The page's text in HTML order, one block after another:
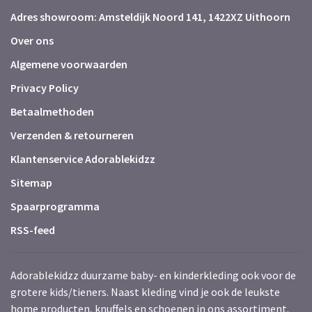
Adres showroom: Amsteldijk Noord 141, 1422XZ Uithoorn
Over ons
Algemene voorwaarden
Privacy Policy
Betaalmethoden
Verzenden & retourneren
Klantenservice Adorablekidzz
Sitemap
Spaarprogramma
RSS-feed
Adorablekidzz duurzame baby- en kinderkleding ook voor de
grotere kids/tieners. Naast kleding vind je ook de leukste
home producten, knuffels en schoenen in ons assortiment.